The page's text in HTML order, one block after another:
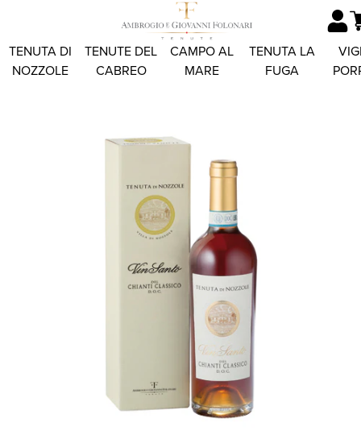
TENUTA DI
NOZZOLE
TENUTE DEL
CABREO
CAMPO AL
MARE
TENUTA LA
FUGA